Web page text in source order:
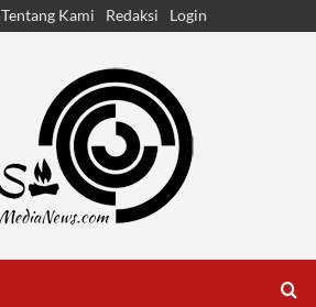
Tentang Kami Redaksi Login